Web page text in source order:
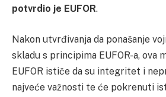
potvrdio je EUFOR.
Nakon utvrđivanja da ponašanje
skladu s principima EUFOR-a, ova
EUFOR ističe da su integritet i
najveće važnosti te će pokrenuti